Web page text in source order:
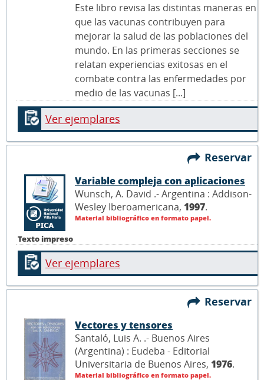
Este libro revisa las distintas maneras en
que las vacunas contribuyen para
mejorar la salud de las poblaciones del
mundo. En las primeras secciones se
relatan experiencias exitosas en el
combate contra las enfermedades por
medio de las vacunas [...]
Ver ejemplares
Reservar
Texto impreso
Variable compleja con aplicaciones
Wunsch, A. David .- Argentina : Addison-
Wesley Iberoamericana, 1997.
Material bibliográfico en formato papel.
Ver ejemplares
Reservar
Vectores y tensores
Santaló, Luis A. .- Buenos Aires
(Argentina) : Eudeba - Editorial
Universitaria de Buenos Aires, 1976.
Material bibliográfico en formato papel.